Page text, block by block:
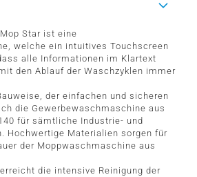
Star ist eine
welche ein intuitives Touchscreen
alle Informationen im Klartext
den Ablauf der Waschzyklen immer
der einfachen und sicheren
die Gewerbewaschmaschine aus
für sämtliche Industrie- und
Hochwertige Materialien sorgen für
der Moppwaschmaschine aus
die intensive Reinigung der